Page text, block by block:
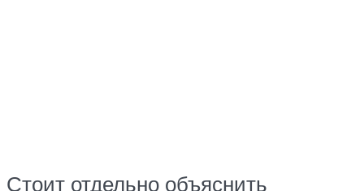
Стоит отдельно объяснить